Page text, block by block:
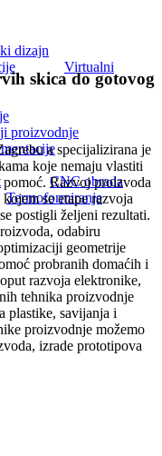
dizajn
Virtualni
proizvodnje
CNC obrada
Termoformiranje
skica do gotovog
a specijalizirana je
koje nemaju vlastiti
Razvoj proizvoda
kojem se etape razvoja
postigli željeni rezultati.
odabiru
geometrije
probranih domaćih i
razvoja elektronike,
tehnika proizvodnje
plastike, savijanja i
proizvodnje možemo
izrade prototipova